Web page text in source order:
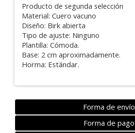
Producto de segunda selección
Material: Cuero vacuno
Diseño: Birk abierta
Tipo de ajuste: Ninguno
Plantilla: Cómoda.
Base: 2 cm aproximadamente.
Horma: Estándar.
Forma de envío
Forma de pago